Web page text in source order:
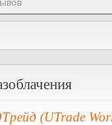
(UTrade